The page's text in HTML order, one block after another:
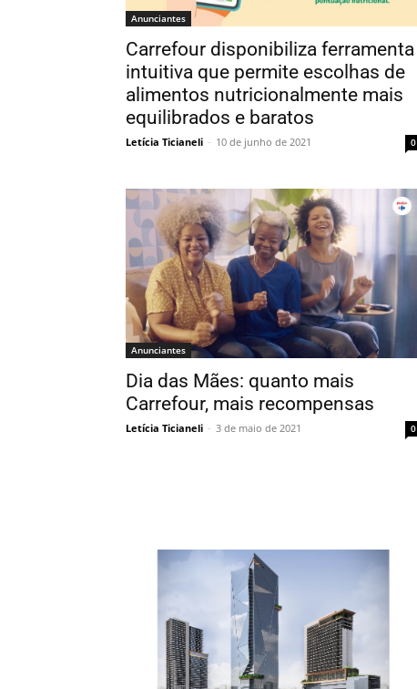
Anunciantes
Carrefour disponibiliza ferramenta
intuitiva que permite escolhas de
alimentos nutricionalmente mais
equilibrados e baratos
Letícia Ticianeli - 10 de junho de 2021 0
Anunciantes
Dia das Mães: quanto mais
Carrefour, mais recompensas
Letícia Ticianeli - 3 de maio de 2021 0